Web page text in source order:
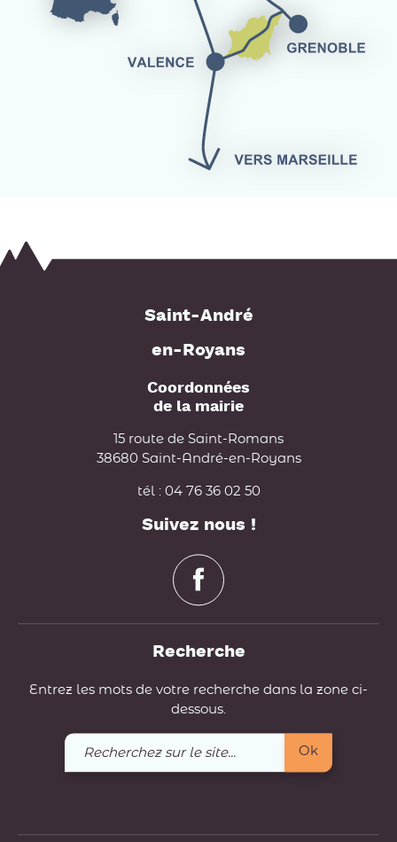
Saint-André
en-Royans
Coordonnées
de la mairie
15 route de Saint-Romans
38680 Saint-André-en-Royans
tél : 04 76 36 02 50
Suivez nous !
Recherche
Entrez les mots de votre recherche dans la zone ci-
dessous.
Recherchez
sur
Ok